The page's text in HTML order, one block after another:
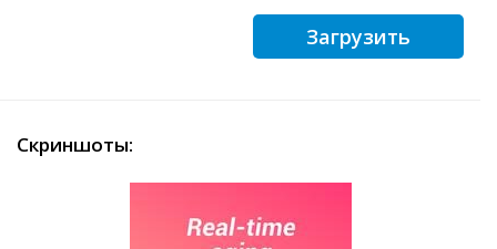
Загрузить
Скриншоты: